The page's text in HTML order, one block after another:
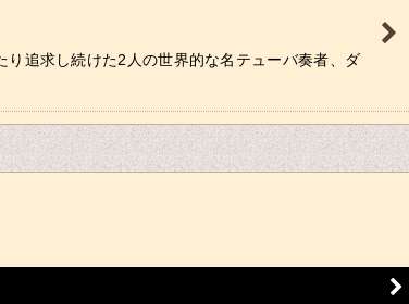
追求し続けた2人の世界的な名テューバ奏者、ダ